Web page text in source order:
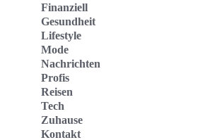
Finanziell
Gesundheit
Lifestyle
Mode
Nachrichten
Profis
Reisen
Tech
Zuhause
Kontakt